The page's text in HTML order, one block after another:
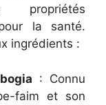
propriétés
la santé.
ingrédients :
: Connu
faim et son